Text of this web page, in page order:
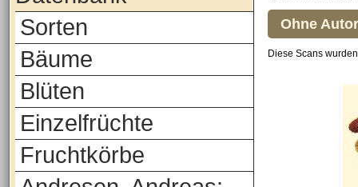
Sorten
Bäume
Blüten
Einzelfrüchte
Fruchtkörbe
Ohne
Diese Scans